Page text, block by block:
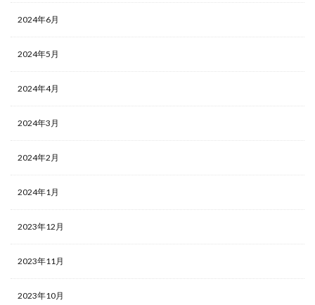
2024年6月
2024年5月
2024年4月
2024年3月
2024年2月
2024年1月
2023年12月
2023年11月
2023年10月